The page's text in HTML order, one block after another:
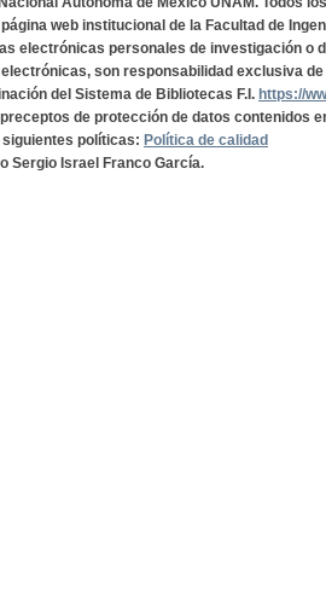
web institucional de la Facultad de
electrónicas personales de investigación o
son responsabilidad exclusiva
del Sistema de Bibliotecas F.I. https://
de protección de datos contenidos
políticas: Política de calidad
Sergio Israel Franco García.